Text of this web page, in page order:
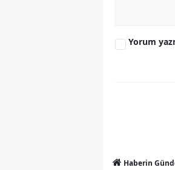
Yorum
Haberin